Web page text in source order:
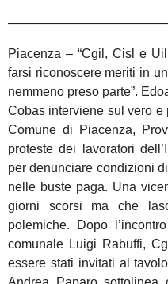
Piacenza – “Cgil, Cisl e
farsi riconoscere meriti in
nemmeno preso parte”.
Cobas interviene sul vero
Comune di Piacenza,
proteste dei lavoratori
per denunciare condizioni
nelle buste paga. Una
giorni scorsi ma che
polemiche. Dopo
comunale Luigi Rabuffi,
essere stati invitati al